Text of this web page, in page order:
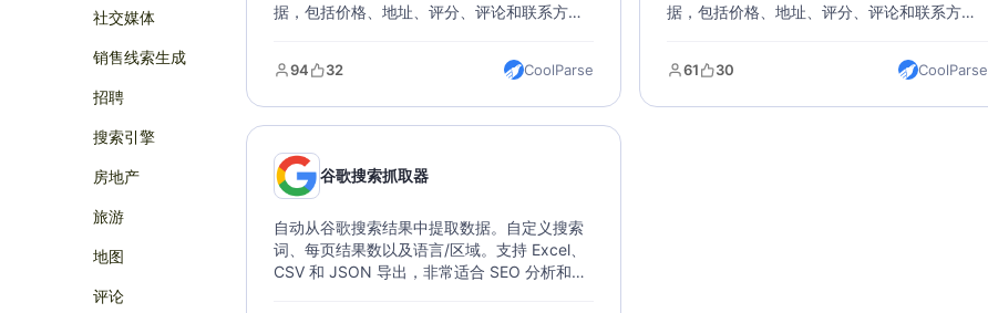
社交媒体
销售线索生成
招聘
搜索引擎
房地产
旅游
地图
评论
据，包括价格、地址、评分、评论和联系方式
即可获取多种格式的数据输出。这是一个完美
的市场研究和商业分析工具，帮助您轻松获取
94 32 CoolParse
据，包括价格、地址、评分、评论和联系方式
取多种格式的数据输出。该模版突破 Google
Maps API 限制，支持批量提取、多格式导
61 30 CoolParse
谷歌搜索抓取器
自动从谷歌搜索结果中提取数据。自定义搜索
词、每页结果数以及语言/区域。支持 Excel、
CSV 和 JSON 导出，非常适合 SEO 分析和市